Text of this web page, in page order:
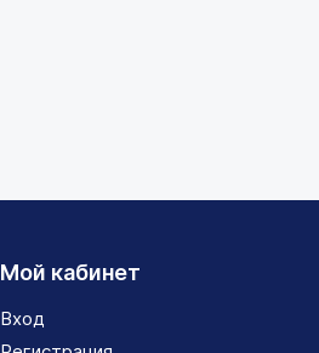
Мой кабинет
Вход